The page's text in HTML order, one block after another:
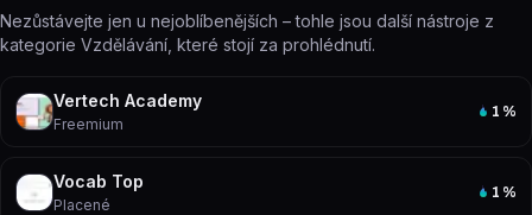
Nezůstávejte jen u nejoblíbenějších – tohle jsou další nástroje z
kategorie Vzdělávání, které stojí za prohlédnutí.
Vertech Academy
Freemium
1 %
Vocab Top
Placené
1 %